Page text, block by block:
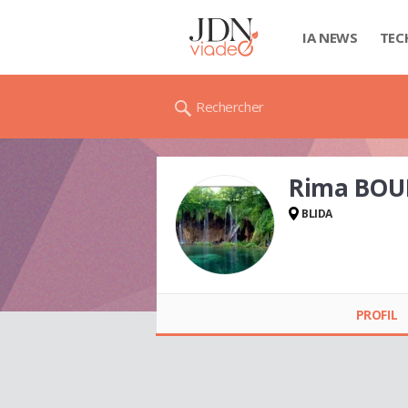
IA NEWS
Rechercher
Rima
BLIDA
PROFIL